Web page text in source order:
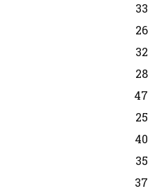
33
26
32
28
47
25
40
35
37